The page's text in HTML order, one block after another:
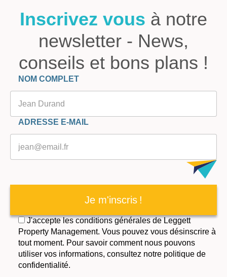
Inscrivez vous à notre
newsletter - News,
conseils et bons plans !
Veuillez laisser ce champ vide.
NOM COMPLET
ADRESSE E-MAIL
Je m'inscris !
J'accepte les conditions générales de Leggett
Property Management. Vous pouvez vous désinscrire à
tout moment. Pour savoir comment nous pouvons
utiliser vos informations, consultez notre politique de
confidentialité.